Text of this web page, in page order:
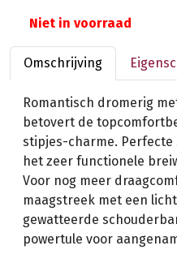
Niet in voorraad
Omschrijving
Romantisch dromerig
betovert de
stipjes-charme.
het zeer functionele
Voor nog meer
maagstreek met een
gewatteerde
powertule voor